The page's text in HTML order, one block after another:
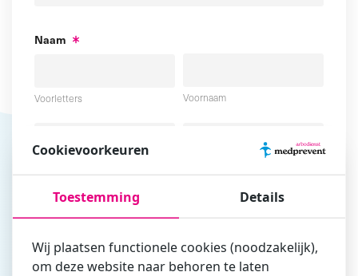
Naam
Voorletters Voornaam
Vul hier bij voorkeur het e-mailadres in waarmee je
Cookievoorkeuren
Toestemming Details
Wij plaatsen functionele cookies (noodzakelijk),
om deze website naar behoren te laten